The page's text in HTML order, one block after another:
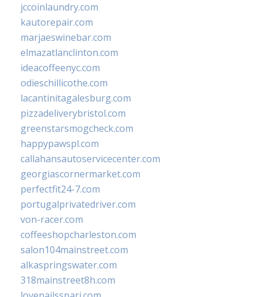
jccoinlaundry.com
kautorepair.com
marjaeswinebar.com
elmazatlanclinton.com
ideacoffeenyc.com
odieschillicothe.com
lacantinitagalesburg.com
pizzadeliverybristol.com
greenstarsmogcheck.com
happypawspl.com
callahansautoservicecenter.com
georgiascornermarket.com
perfectfit24-7.com
portugalprivatedriver.com
von-racer.com
coffeeshopcharleston.com
salon104mainstreet.com
alkaspringswater.com
318mainstreet8h.com